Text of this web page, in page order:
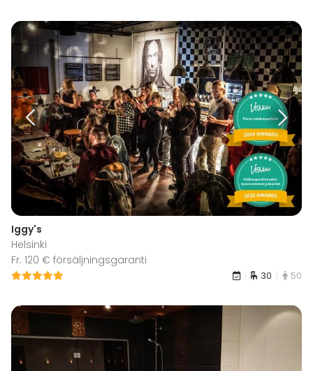
Iggy's
Helsinki
Fr. 120 € försäljningsgaranti
30 50